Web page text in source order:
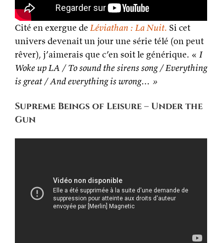
Cité en exergue de Léviathan : La Nuit. Si cet
univers devenait un jour une série télé (on peut
rêver), j’aimerais que c’en soit le générique. « I
Woke up LA / To sound the sirens song / Everything
is great / And everything is wrong… »
Supreme Beings of Leisure – Under the
Gun